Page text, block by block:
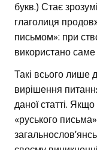
букв.) Стає
глаголиця
письмом»: при
використано
Такі всього лише
вирішення
даної статті.
«руського